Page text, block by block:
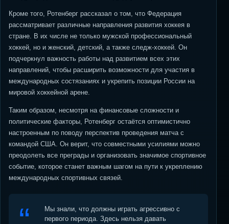
Кроме того, Ротенберг рассказал о том, что Федерация
рассматривает различные направления развития хоккея в
стране. В их числе не только мужской профессиональный
хоккей, но и женский, детский, а также следж-хоккей. Он
подчеркнул важность работы над развитием всех этих
направлений, чтобы расширить возможности для участия в
международных состязаниях и укрепить позиции России на
мировой хоккейной арене.
Таким образом, несмотря на финансовые сложности и
политические факторы, Ротенберг остаётся оптимистично
настроенным по поводу перспектив проведения матча с
командой США. Он верит, что совместными усилиями можно
преодолеть все преграды и организовать значимое спортивное
событие, которое станет важным шагом на пути к укреплению
международных спортивных связей.
Мы знали, что должны играть агрессивно с
первого периода. Здесь нельзя давать